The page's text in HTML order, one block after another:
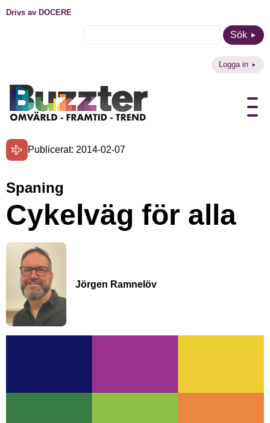
Drivs av DOCERE
Sök
Logga in
Publicerat: 2014-02-07
Spaning
Cykelväg för alla
Jörgen Ramnelöv